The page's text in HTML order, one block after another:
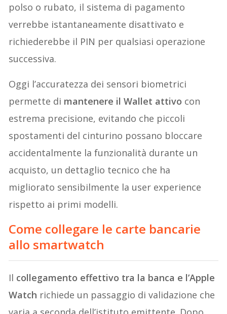
polso o rubato, il sistema di pagamento
verrebbe istantaneamente disattivato e
richiederebbe il PIN per qualsiasi operazione
successiva.
Oggi l’accuratezza dei sensori biometrici
permette di mantenere il Wallet attivo con
estrema precisione, evitando che piccoli
spostamenti del cinturino possano bloccare
accidentalmente la funzionalità durante un
acquisto, un dettaglio tecnico che ha
migliorato sensibilmente la user experience
rispetto ai primi modelli.
Come collegare le carte bancarie
allo smartwatch
Il collegamento effettivo tra la banca e l’Apple
Watch richiede un passaggio di validazione che